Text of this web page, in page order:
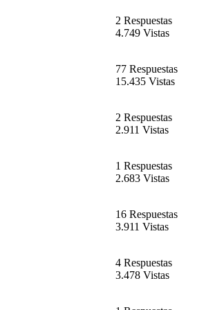
2 Respuestas
4.749 Vistas
77 Respuestas
15.435 Vistas
2 Respuestas
2.911 Vistas
1 Respuestas
2.683 Vistas
16 Respuestas
3.911 Vistas
4 Respuestas
3.478 Vistas